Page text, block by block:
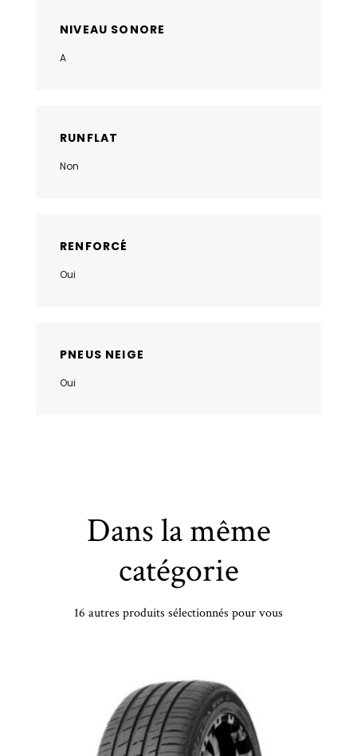
NIVEAU SONORE
A
RUNFLAT
Non
RENFORCÉ
Oui
PNEUS NEIGE
Oui
Dans la même
catégorie
16 autres produits sélectionnés pour vous